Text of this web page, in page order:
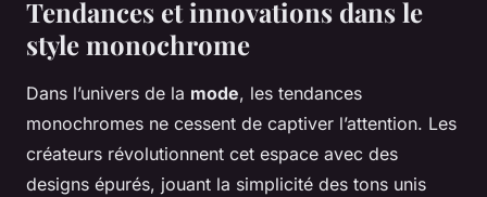
Tendances et innovations dans le
style monochrome
Dans l’univers de la mode, les tendances
monochromes ne cessent de captiver l’attention. Les
créateurs révolutionnent cet espace avec des
designs épurés, jouant la simplicité des tons unis